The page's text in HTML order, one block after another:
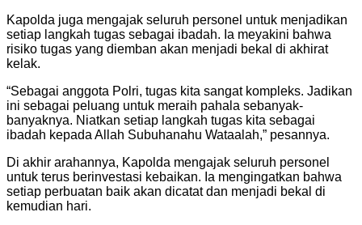
Kapolda juga mengajak seluruh personel untuk menjadikan
setiap langkah tugas sebagai ibadah. Ia meyakini bahwa
risiko tugas yang diemban akan menjadi bekal di akhirat
kelak.
“Sebagai anggota Polri, tugas kita sangat kompleks. Jadikan
ini sebagai peluang untuk meraih pahala sebanyak-
banyaknya. Niatkan setiap langkah tugas kita sebagai
ibadah kepada Allah Subuhanahu Wataalah,” pesannya.
Di akhir arahannya, Kapolda mengajak seluruh personel
untuk terus berinvestasi kebaikan. Ia mengingatkan bahwa
setiap perbuatan baik akan dicatat dan menjadi bekal di
kemudian hari.